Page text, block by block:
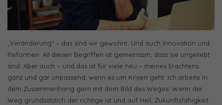
„Veränderung“ – das sind wir gewohnt. Und auch Innovation und
Reformen. All diesen Begriffen ist gemeinsam, dass sie ungeliebt
sind. Aber auch – und das ist für viele neu – meines Erachtens
ganz und gar unpassend, wenn es um Krisen geht. Ich arbeite in
dem Zusammenhang gern mit dem Bild des Weges: Wenn der
Weg grundsätzlich der richtige ist und auf Heil, Zukunftsfähigkeit